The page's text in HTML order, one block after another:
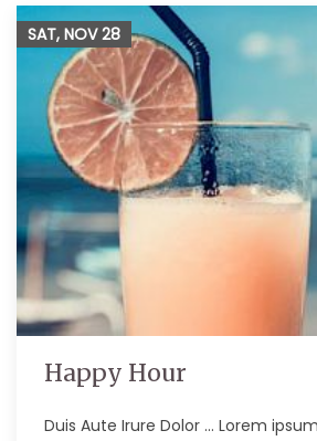
Happy Hour
Duis Aute Irure Dolor … Lorem
SAT, NOV28